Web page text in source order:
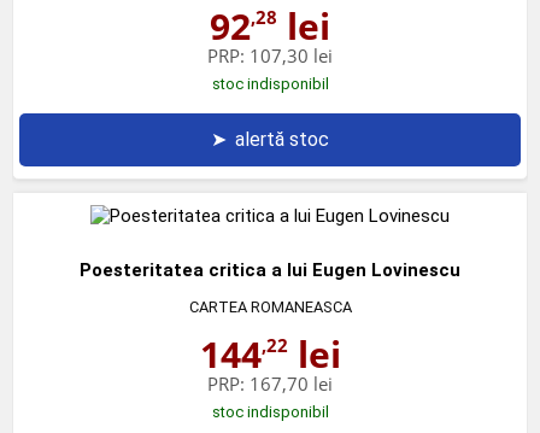
92,28 lei
PRP: 107,30 lei
stoc indisponibil
➤ alertă stoc
Poesteritatea critica a lui Eugen Lovinescu
CARTEA ROMANEASCA
144,22lei
PRP: 167,70 lei
stoc indisponibil